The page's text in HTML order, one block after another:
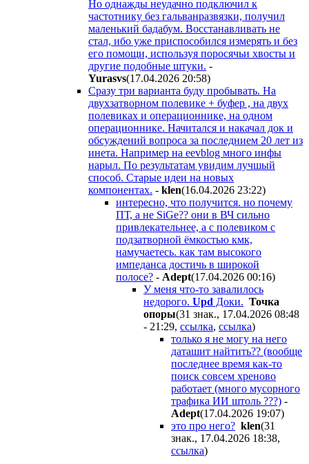
Но однажды неудачно подключил к
частотнику без гальванразвязки, получил
маленький бадабум. Восстанавливать не
стал, ибо уже приспособился измерять и без
его помощи, используя поросячьи хвосты и
другие подобные штуки. -
Yurasvs(17.04.2026 20:58)
Сразу три варианта буду пробывать. На
двухзатворном полевике + буфер , на двух
полевиках и операционнике, на одном
операционнике. Начитался и накачал док и
обсуждений вопроса за последнием 20 лет из
инета. Например на ееvblog много инфы
нарыл. По результатам увидим лучшый
способ. Старые идеи на новых
компонентах. - klen(16.04.2026 23:22)
интересно, что получится. но почему
ПТ, а не SiGe?? они в ВЧ сильно
привлекательнее, а с полевиком с
подзатворной ёмкостью кмк,
намучаетесь. как там высокого
импеданса достичь в широкой
полосе? - Adept(17.04.2026 00:16)
У меня что-то завалилось
недорого. Upd Доки. Toчкa
oпopы(31 знак., 17.04.2026 08:48
- 21:29, ссылка, ссылка)
только я не могу на него
даташит найтить?? (вообще
последнее время как-то
поиск совсем хреново
работает (много мусорного
трафика ИИ штоль ???) -
Adept(17.04.2026 19:07)
это про него? klen(31
знак., 17.04.2026 18:38,
ссылка)